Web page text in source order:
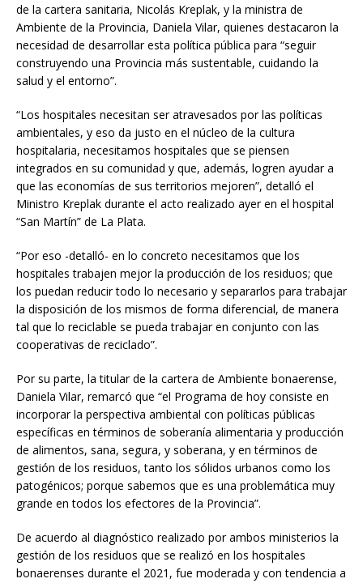
de la cartera sanitaria, Nicolás Kreplak, y la ministra de
Ambiente de la Provincia, Daniela Vilar, quienes destacaron la
necesidad de desarrollar esta política pública para “seguir
construyendo una Provincia más sustentable, cuidando la
salud y el entorno”.
“Los hospitales necesitan ser atravesados por las políticas
ambientales, y eso da justo en el núcleo de la cultura
hospitalaria, necesitamos hospitales que se piensen
integrados en su comunidad y que, además, logren ayudar a
que las economías de sus territorios mejoren”, detalló el
Ministro Kreplak durante el acto realizado ayer en el hospital
“San Martín” de La Plata.
“Por eso -detalló- en lo concreto necesitamos que los
hospitales trabajen mejor la producción de los residuos; que
los puedan reducir todo lo necesario y separarlos para trabajar
la disposición de los mismos de forma diferencial, de manera
tal que lo reciclable se pueda trabajar en conjunto con las
cooperativas de reciclado”.
Por su parte, la titular de la cartera de Ambiente bonaerense,
Daniela Vilar, remarcó que “el Programa de hoy consiste en
incorporar la perspectiva ambiental con políticas públicas
específicas en términos de soberanía alimentaria y producción
de alimentos, sana, segura, y soberana, y en términos de
gestión de los residuos, tanto los sólidos urbanos como los
patogénicos; porque sabemos que es una problemática muy
grande en todos los efectores de la Provincia”.
De acuerdo al diagnóstico realizado por ambos ministerios la
gestión de los residuos que se realizó en los hospitales
bonaerenses durante el 2021, fue moderada y con tendencia a